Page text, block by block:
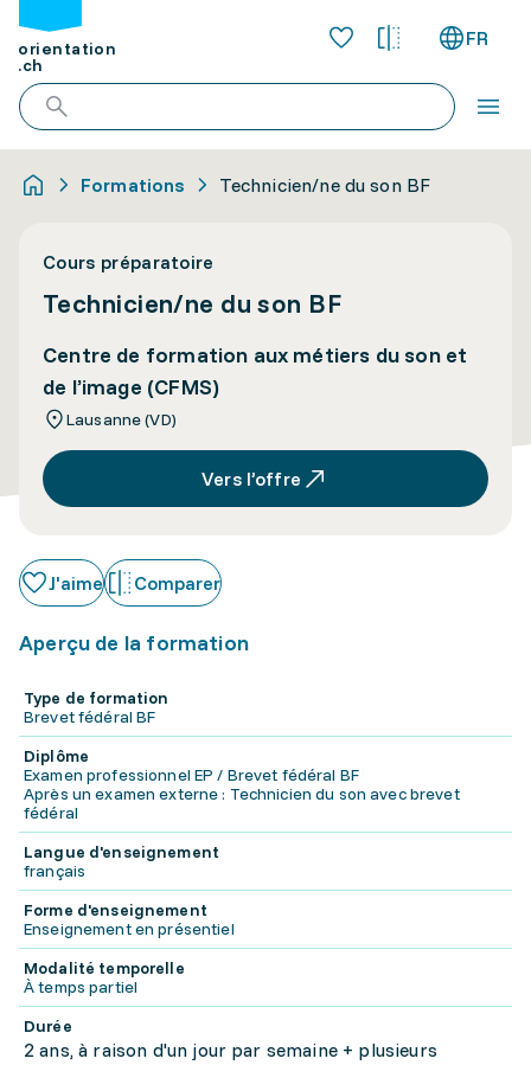
orientation
.ch
FR
Formations Technicien/ne du son BF
Cours préparatoire
Technicien/ne du son BF
Centre de formation aux métiers du son et
de l’image (CFMS)
Lausanne (VD)
Vers l’offre
J'aime Comparer
Aperçu de la formation
Type de formation
Brevet fédéral BF
Diplôme
Examen professionnel EP / Brevet fédéral BF
Après un examen externe : Technicien du son avec brevet
fédéral
Langue d'enseignement
français
Forme d'enseignement
Enseignement en présentiel
Modalité temporelle
À temps partiel
Durée
2 ans, à raison d'un jour par semaine + plusieurs